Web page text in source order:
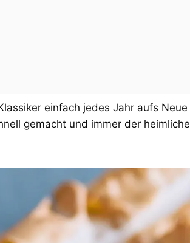
einfach jedes Jahr aufs Neue
gemacht und immer der heimliche